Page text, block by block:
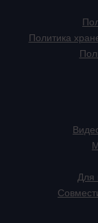
Политика
Для